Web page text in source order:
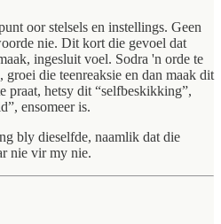
oor stelsels en instellings. Geen
nie. Dit kort die gevoel dat
ingesluit voel. Sodra 'n orde te
groei die teenreaksie en dan maak dit
praat, hetsy dit “selfbeskikking”,
ensomeer is.
bly dieselfde, naamlik dat die
nie vir my nie.